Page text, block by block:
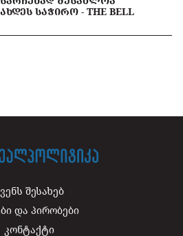
ᲡᲐᲭᲘᲠᲝ - THE BELL
შესახებ
და პირობები
კონტაქტი